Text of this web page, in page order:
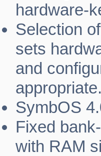
hardware-
Selection
sets
and
SymbOS
Fixed
with RAM